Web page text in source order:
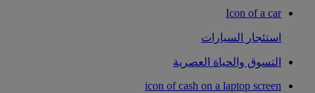
Icon of a car
استئجار السيارات
التسوق والحياة العصرية
icon of cash on a laptop screen